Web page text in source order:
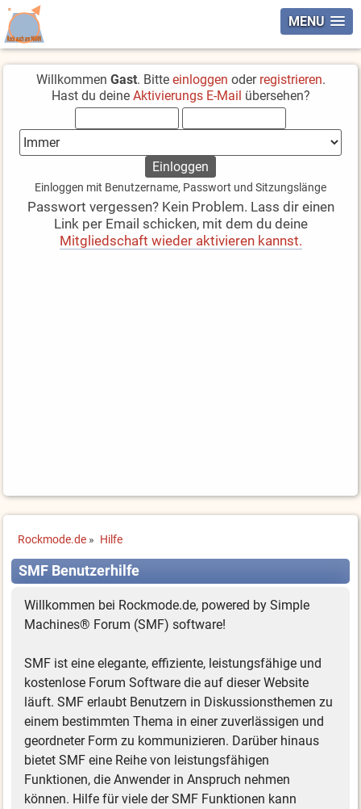
MENU
Willkommen Gast. Bitte einloggen oder registrieren.
Hast du deine Aktivierungs E-Mail übersehen?
Einloggen mit Benutzername, Passwort und Sitzungslänge
Passwort vergessen? Kein Problem. Lass dir einen
Link per Email schicken, mit dem du deine
Mitgliedschaft wieder aktivieren kannst.
Rockmode.de » Hilfe
SMF Benutzerhilfe
Willkommen bei Rockmode.de, powered by Simple
Machines® Forum (SMF) software!
SMF ist eine elegante, effiziente, leistungsfähige und
kostenlose Forum Software die auf dieser Website
läuft. SMF erlaubt Benutzern in Diskussionsthemen zu
einem bestimmten Thema in einer zuverlässigen und
geordneter Form zu kommunizieren. Darüber hinaus
bietet SMF eine Reihe von leistungsfähigen
Funktionen, die Anwender in Anspruch nehmen
können. Hilfe für viele der SMF Funktionen kann